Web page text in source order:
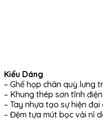
Kiểu Dáng
– Ghế họp chân quỳ lưng
– Khung thép sơn tĩnh điện
– Tay nhựa tạo sự hiện
– Đệm tựa mút bọc vải nỉ